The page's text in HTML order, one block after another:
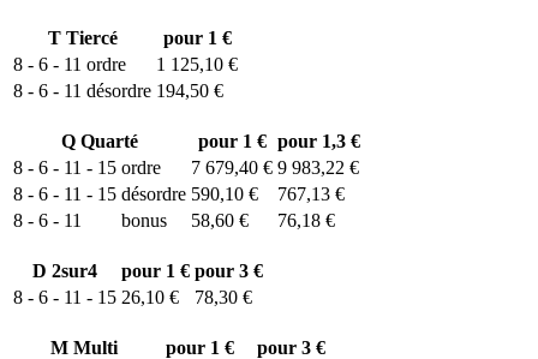
TTiercé
pour 1 €
8 - 6 - 11 ordre
1 125,10 €
8 - 6 - 11 désordre 194,50 €
Q Quarté pour 1 € pour 1,3 €
8 - 6 - 11 - 15 ordre 7 679,40 € 9 983,22 €
8 - 6 - 11 - 15 désordre 590,10 €
767,13 €
8 - 6 - 11
bonus 58,60 € 76,18 €
D 2sur4 pour 1 € pour 3 €
8 - 6 - 11 - 15 26,10 € 78,30 €
MMulti pour 1 €
pour 3 €